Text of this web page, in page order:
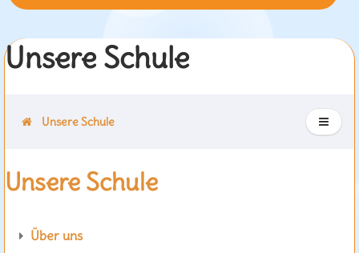
Unsere Schule
Unsere Schule
Unsere Schule
Über uns